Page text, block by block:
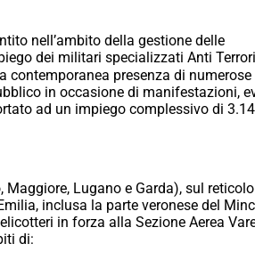
nell’ambito della gestione delle
dei militari specializzati Anti
contemporanea presenza di numerose
in occasione di manifestazioni,
ad un impiego complessivo di
Lugano e Garda), sul reticolo
inclusa la parte veronese del
in forza alla Sezione Aerea
di: